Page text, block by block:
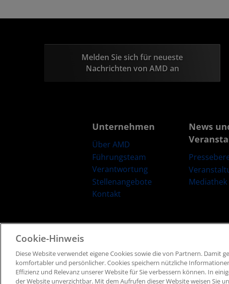
Melden Sie sich für neueste
Nachrichten von AMD an
Unternehmen
Über AMD
Führungsteam
Verantwortung
Stellenangebote
Kontakt
News
Mediathek
Geschäftsbedingungen​ Datenschutz Marken
Cookie-Hinweis
Diese Website verwendet eigene Cookies sowie die von Partnern​. Damit
komfortabler und persönlicher. ​Cookies speichern nützliche
Effizienz und Relevanz unserer Website für Sie verbessern können. ​In
der Website unverzichtbar. Mit dem Aufrufen dieser Website weisen Sie